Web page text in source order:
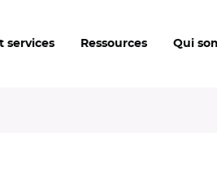
services Ressources Qui